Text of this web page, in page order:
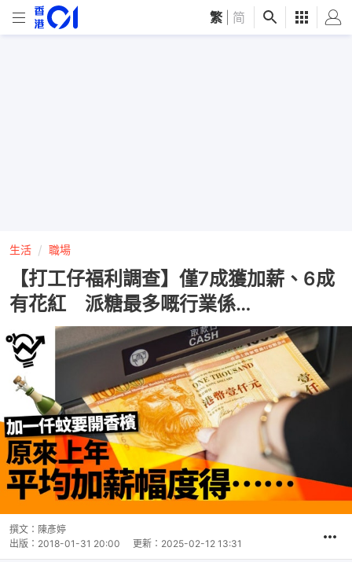
繁 简
生活 職場
【打工仔福利調查】僅7成獲加薪、6成
有花紅 派糖最多嘅行業係…
撰文： 陳彥婷
出版： 2018-01-31 20:00 更新： 2025-02-12 13:31